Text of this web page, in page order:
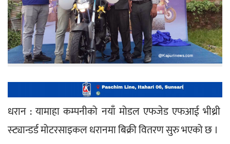
धरान : यामाहा कम्पनीको नयाँ मोडल एफजेड एफआई भीथ्री
स्ट्यान्डर्ड मोटरसाइकल धरानमा बिक्री वितरण सुरु भएको छ ।